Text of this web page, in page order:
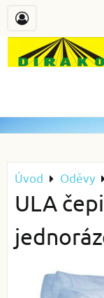
Úvod Oděvy
ULA